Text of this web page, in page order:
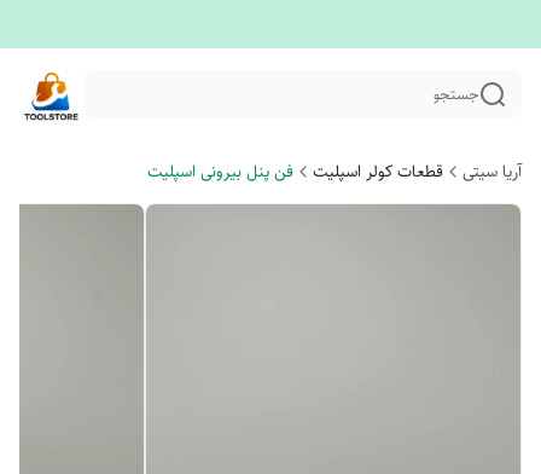
جستجو
آریا سیتی قطعات کولر اسپلیت فن پنل بیرونی اسپلیت